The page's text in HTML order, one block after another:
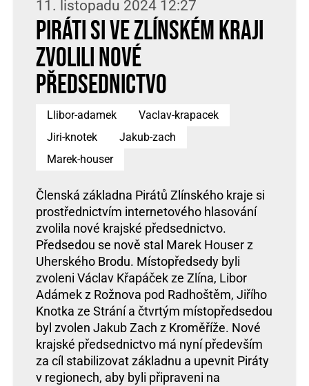
11. listopadu 2024 12:27
Piráti si ve Zlínském kraji
zvolili nové
předsednictvo
Llibor-adamek
Vaclav-krapacek
Jiri-knotek
Jakub-zach
Marek-houser
Členská základna Pirátů Zlínského kraje si
prostřednictvím internetového hlasování
zvolila nové krajské předsednictvo.
Předsedou se nově stal Marek Houser z
Uherského Brodu. Místopředsedy byli
zvoleni Václav Křapáček ze Zlína, Libor
Adámek z Rožnova pod Radhoštěm, Jiřího
Knotka ze Strání a čtvrtým místopředsedou
byl zvolen Jakub Zach z Kroměříže. Nové
krajské předsednictvo má nyní především
za cíl stabilizovat základnu a upevnit Piráty
v regionech, aby byli připraveni na